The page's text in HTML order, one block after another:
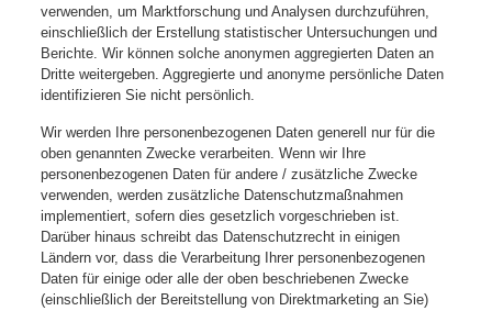
verwenden, um Marktforschung und Analysen durchzuführen,
einschließlich der Erstellung statistischer Untersuchungen und
Berichte. Wir können solche anonymen aggregierten Daten an
Dritte weitergeben. Aggregierte und anonyme persönliche Daten
identifizieren Sie nicht persönlich.
Wir werden Ihre personenbezogenen Daten generell nur für die
oben genannten Zwecke verarbeiten. Wenn wir Ihre
personenbezogenen Daten für andere / zusätzliche Zwecke
verwenden, werden zusätzliche Datenschutzmaßnahmen
implementiert, sofern dies gesetzlich vorgeschrieben ist.
Darüber hinaus schreibt das Datenschutzrecht in einigen
Ländern vor, dass die Verarbeitung Ihrer personenbezogenen
Daten für einige oder alle der oben beschriebenen Zwecke
(einschließlich der Bereitstellung von Direktmarketing an Sie)